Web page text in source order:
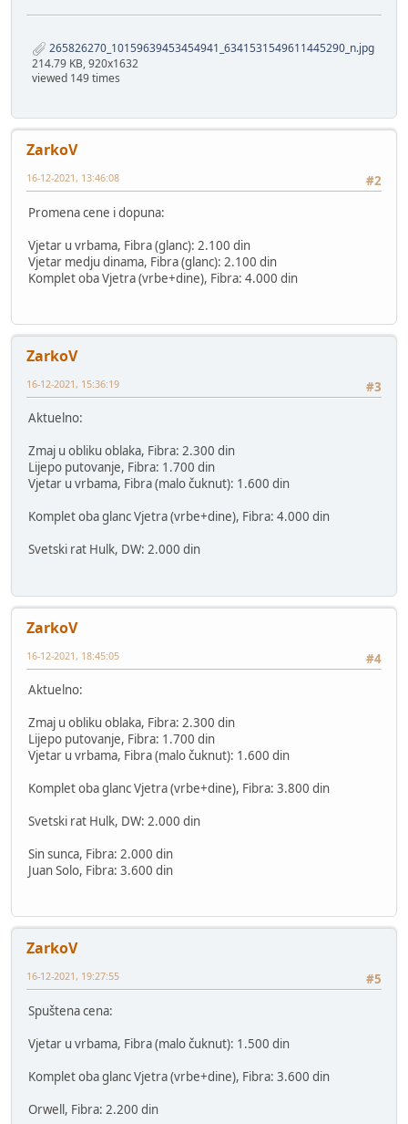
265826270_10159639453454941_6341531549611445290_n.jpg
214.79 KB, 920x1632
viewed 149 times
ZarkoV
#2
16-12-2021, 13:46:08
Promena cene i dopuna:
Vjetar u vrbama, Fibra (glanc): 2.100 din
Vjetar medju dinama, Fibra (glanc): 2.100 din
Komplet oba Vjetra (vrbe+dine), Fibra: 4.000 din
ZarkoV
#3
16-12-2021, 15:36:19
Aktuelno:
Zmaj u obliku oblaka, Fibra: 2.300 din
Lijepo putovanje, Fibra: 1.700 din
Vjetar u vrbama, Fibra (malo čuknut): 1.600 din
Komplet oba glanc Vjetra (vrbe+dine), Fibra: 4.000 din
Svetski rat Hulk, DW: 2.000 din
ZarkoV
#4
16-12-2021, 18:45:05
Aktuelno:
Zmaj u obliku oblaka, Fibra: 2.300 din
Lijepo putovanje, Fibra: 1.700 din
Vjetar u vrbama, Fibra (malo čuknut): 1.600 din
Komplet oba glanc Vjetra (vrbe+dine), Fibra: 3.800 din
Svetski rat Hulk, DW: 2.000 din
Sin sunca, Fibra: 2.000 din
Juan Solo, Fibra: 3.600 din
ZarkoV
#5
16-12-2021, 19:27:55
Spuštena cena:
Vjetar u vrbama, Fibra (malo čuknut): 1.500 din
Komplet oba glanc Vjetra (vrbe+dine), Fibra: 3.600 din
Orwell, Fibra: 2.200 din